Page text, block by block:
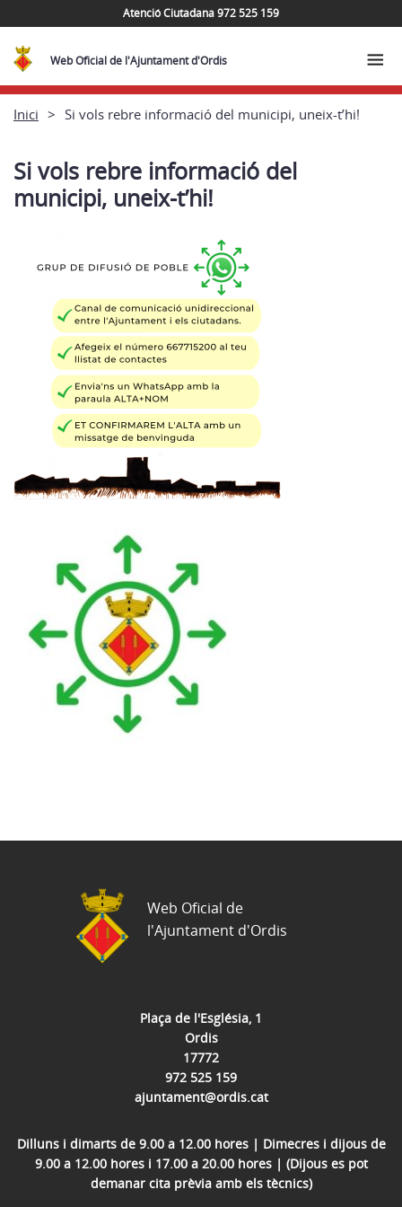
Atenció Ciutadana 972 525 159
Web Oficial de l'Ajuntament d'Ordis
Inici Si vols rebre informació del municipi, uneix-t’hi!
Si vols rebre informació del
municipi, uneix-t’hi!
Plaça de l'Església, 1
Ordis
17772
972 525 159
ajuntament@ordis.cat
Dilluns i dimarts de 9.00 a 12.00 hores | Dimecres i dijous de
9.00 a 12.00 hores i 17.00 a 20.00 hores | (Dijous es pot
demanar cita prèvia amb els tècnics)
Web Oficial de
l'Ajuntament d'Ordis